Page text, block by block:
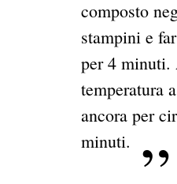
composto
stampini e
per 4 minuti.
temperatura
ancora per
minuti.